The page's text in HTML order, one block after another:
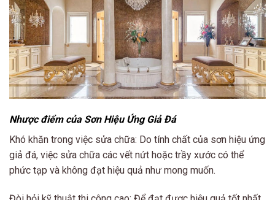
Nhược điểm của Sơn Hiệu Ứng Giả Đá
Khó khăn trong việc sửa chữa: Do tính chất của sơn hiệu ứng
giả đá, việc sửa chữa các vết nứt hoặc trầy xước có thể
phức tạp và không đạt hiệu quả như mong muốn.